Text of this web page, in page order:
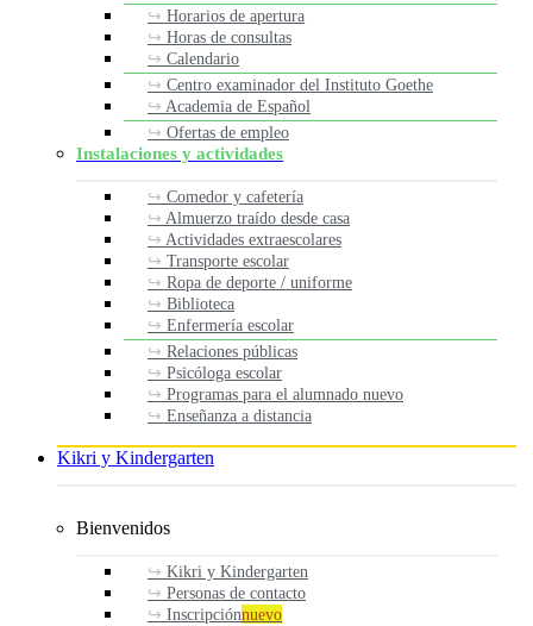
Horarios de apertura
Horas de consultas
Calendario
Centro examinador del Instituto Goethe
Academia de Español
Ofertas de empleo
Instalaciones y actividades
Comedor y cafetería
Almuerzo traído desde casa
Actividades extraescolares
Transporte escolar
Ropa de deporte / uniforme
Biblioteca
Enfermería escolar
Relaciones públicas
Psicóloga escolar
Programas para el alumnado nuevo
Enseñanza a distancia
Kikri y Kindergarten
Bienvenidos
Kikri y Kindergarten
Personas de contacto
Inscripciónnuevo